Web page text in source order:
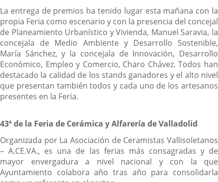
La entrega de premios ha tenido lugar esta mañana con la
propia Feria como escenario y con la presencia del concejal
de Planeamiento Urbanístico y Vivienda, Manuel Saravia, la
concejala de Medio Ambiente y Desarrollo Sostenible,
María Sánchez, y la concejala de Innovación, Desarrollo
Económico, Empleo y Comercio, Charo Chávez. Todos han
destacado la calidad de los stands ganadores y el alto nivel
que presentan también todos y cada uno de los artesanos
presentes en la Feria.
43ª de la Feria de Cerámica y Alfarería de Valladolid
Organizada por La Asociación de Ceramistas Vallisoletanos
– A.CE.VA., es una de las ferias más consagradas y de
mayor envergadura a nivel nacional y con la que
Ayuntamiento colabora año tras año para consolidarla